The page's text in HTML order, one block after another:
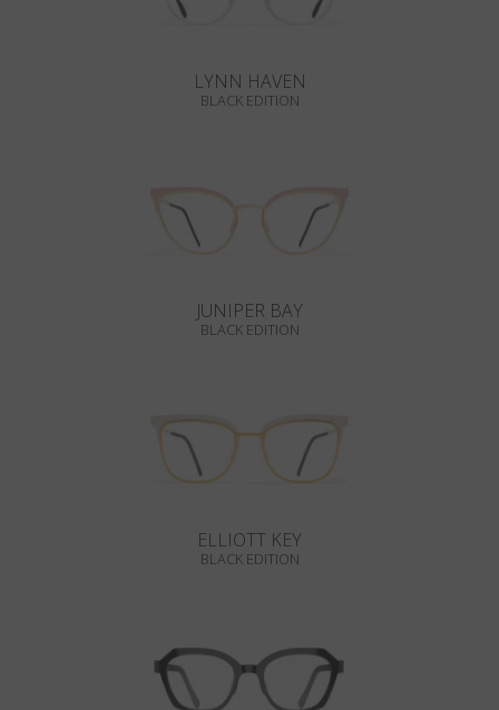
LYNN HAVEN
BLACK EDITION
JUNIPER BAY
BLACK EDITION
ELLIOTT KEY
BLACK EDITION